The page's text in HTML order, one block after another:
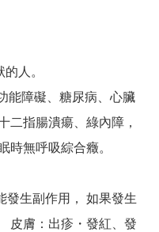
人。
能障礙、糖尿病、心臟
二指腸潰瘍、綠內障，
時無呼吸綜合癥。
發生副作用， 如果發生
皮膚：出疹・發紅、發